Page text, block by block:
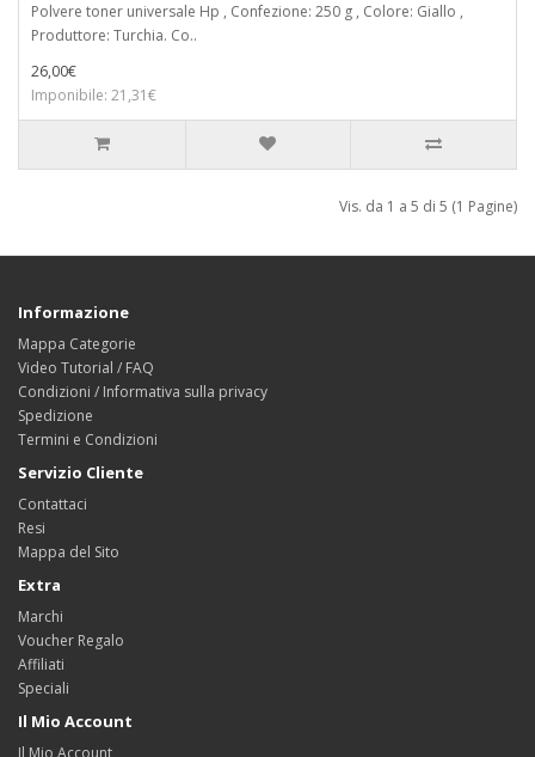
Polvere toner universale Hp , Confezione: 250 g , Colore: Giallo ,
Produttore: Turchia. Co..
26,00€
Imponibile: 21,31€
Vis. da 1 a 5 di 5 (1 Pagine)
Informazione
Mappa Categorie
Video Tutorial / FAQ
Condizioni / Informativa sulla privacy
Spedizione
Termini e Condizioni
Servizio Cliente
Contattaci
Resi
Mappa del Sito
Extra
Marchi
Voucher Regalo
Affiliati
Speciali
Il Mio Account
Il Mio Account